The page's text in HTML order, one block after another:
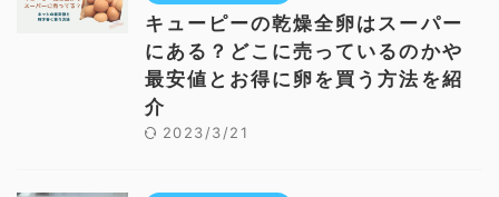
キューピーの乾燥全卵はスーパー
にある？どこに売っているのかや
最安値とお得に卵を買う方法を紹
介
2023/3/21